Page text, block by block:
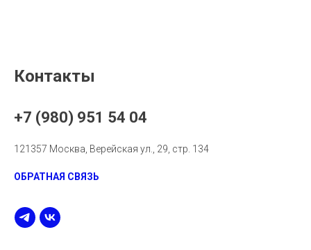
Контакты
+7 (980) 951 54 04
121357 Москва, Верейская ул., 29, стр. 134
ОБРАТНАЯ СВЯЗЬ